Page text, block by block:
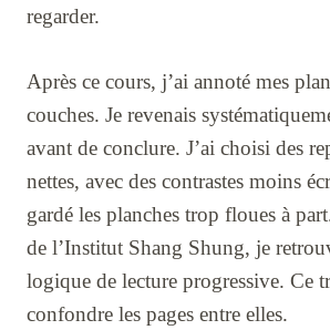
regarder.
Après ce cours, j’ai annoté mes
couches. Je revenais
avant de conclure. J’ai choisi des
nettes, avec des contrastes moins
gardé les planches trop floues à
de l’Institut Shang Shung, je
logique de lecture progressive. Ce
confondre les pages entre elles.